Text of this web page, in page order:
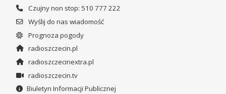
Czujny non stop: 510 777 222
Wyślij do nas wiadomość
Prognoza pogody
radioszczecin.pl
radioszczecinextra.pl
radioszczecin.tv
Biuletyn Informacji Publicznej